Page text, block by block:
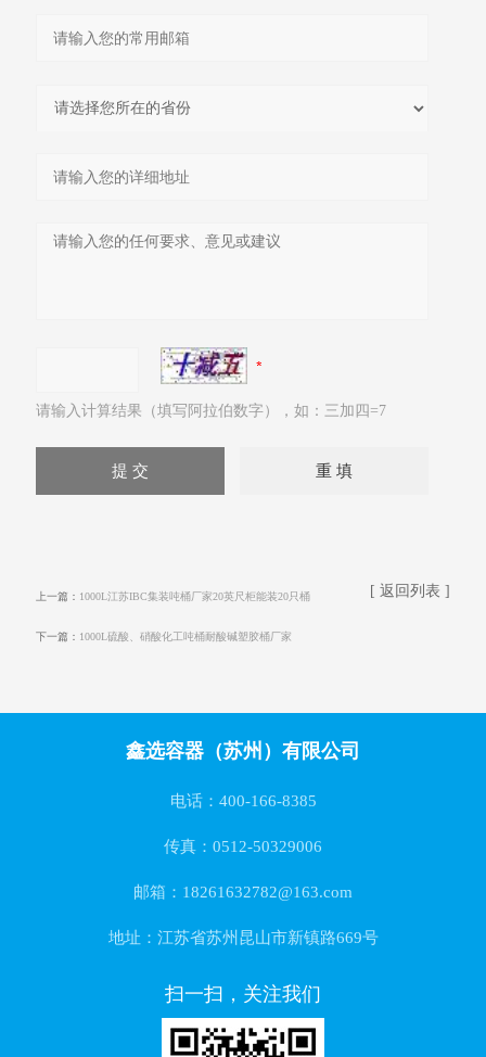
请输入计算结果（填写阿拉伯数字），如：三加四=7
上一篇： 1000L江苏IBC集装吨桶厂家20英尺柜能装20只桶
下一篇： 1000L硫酸、硝酸化工吨桶耐酸碱塑胶桶厂家
[ 返回列表 ]
鑫选容器（苏州）有限公司
电话：400-166-8385
传真：0512-50329006
邮箱：18261632782@163.com
地址：江苏省苏州昆山市新镇路669号
扫一扫，关注我们